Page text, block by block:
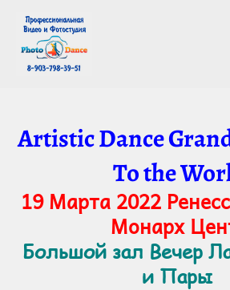
Artistic Dance
To the
19 Марта 2022
Монарх
Большой зал Вечер
и Пары